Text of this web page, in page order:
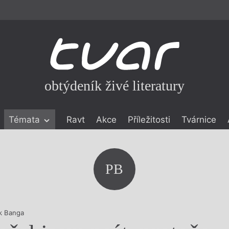
obtýdeník živé literatury
Témata Ravt Akce Příležitosti Tvárnice
PB
Banga